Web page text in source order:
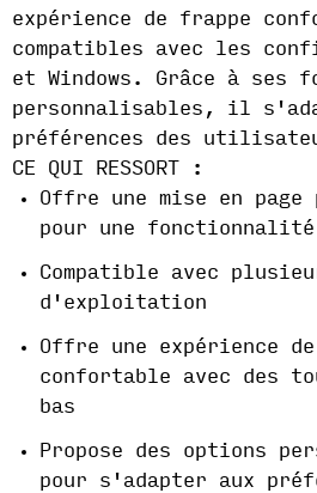
expérience de frappe
compatibles avec les
et Windows. Grâce à ses
personnalisables, il
préférences des
CE QUI RESSORT :
Offre une mise en
pour une fonctionnalité
Compatible avec
d'exploitation
Offre une expérience
confortable avec des
bas
Propose des options
pour s'adapter aux